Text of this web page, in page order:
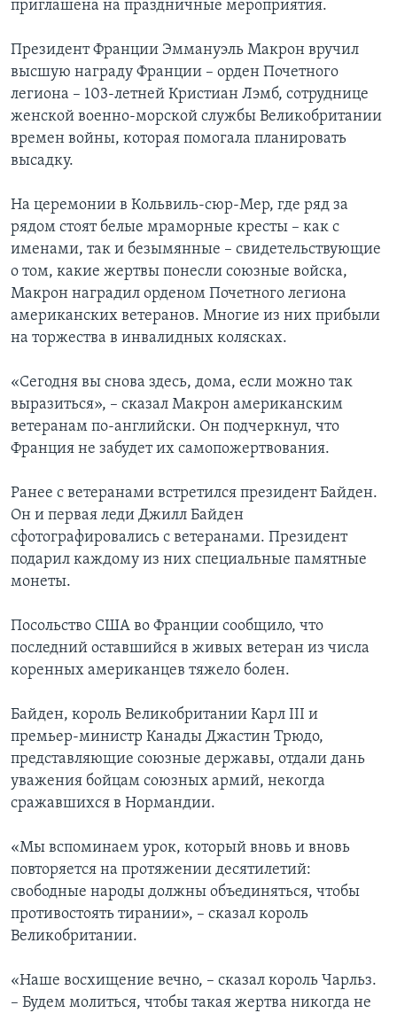
приглашена на праздничные мероприятия.
Президент Франции Эммануэль Макрон вручил
высшую награду Франции – орден Почетного
легиона – 103-летней Кристиан Лэмб, сотруднице
женской военно-морской службы Великобритании
времен войны, которая помогала планировать
высадку.
На церемонии в Кольвиль-сюр-Мер, где ряд за
рядом стоят белые мраморные кресты – как с
именами, так и безымянные – свидетельствующие
о том, какие жертвы понесли союзные войска,
Макрон наградил орденом Почетного легиона
американских ветеранов. Многие из них прибыли
на торжества в инвалидных колясках.
«Сегодня вы снова здесь, дома, если можно так
выразиться», – сказал Макрон американским
ветеранам по-английски. Он подчеркнул, что
Франция не забудет их самопожертвования.
Ранее с ветеранами встретился президент Байден.
Он и первая леди Джилл Байден
сфотографировались с ветеранами. Президент
подарил каждому из них специальные памятные
монеты.
Посольство США во Франции сообщило, что
последний оставшийся в живых ветеран из числа
коренных американцев тяжело болен.
Байден, король Великобритании Карл III и
премьер-министр Канады Джастин Трюдо,
представляющие союзные державы, отдали дань
уважения бойцам союзных армий, некогда
сражавшихся в Нормандии.
«Мы вспоминаем урок, который вновь и вновь
повторяется на протяжении десятилетий:
свободные народы должны объединяться, чтобы
противостоять тирании», – сказал король
Великобритании.
«Наше восхищение вечно, – сказал король Чарльз.
– Будем молиться, чтобы такая жертва никогда не